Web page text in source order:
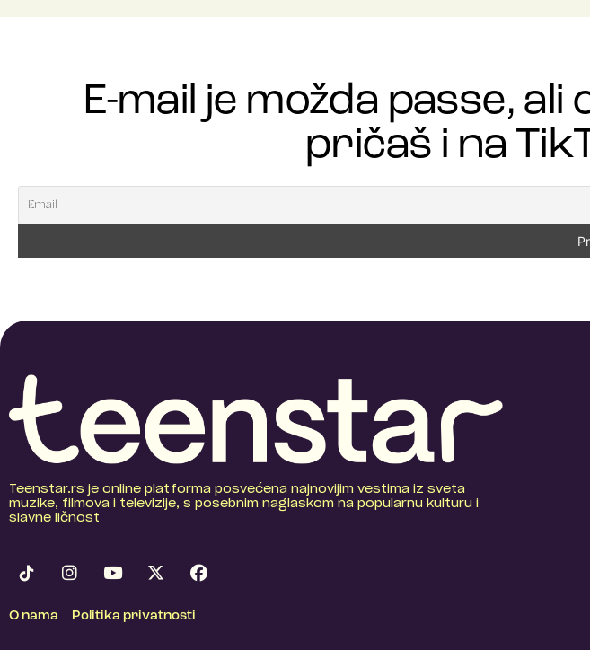
E-mail je možda passe,
pričaš i na
Teenstar.rs je online platforma posvećena najnovijim vestima iz sveta
muzike, filmova i televizije, s posebnim naglaskom na popularnu kulturu i
slavne ličnost
O nama Politika privatnosti